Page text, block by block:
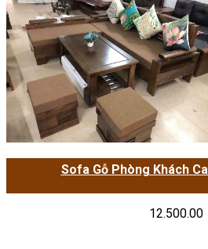
Sofa Gỗ Phòng Khách
12.500.00